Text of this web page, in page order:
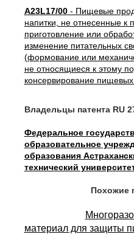
A23L17/00- Пищевые
напитки, не отнесенные к
приготовление или
изменение питательных
(формование или
не относящиеся к этому
консервирование
Владельцы патента RU
Федеральное
образовательное
образования
технический
Похожие
материал для защиты